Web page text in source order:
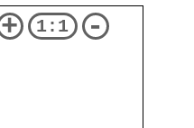
+ 1:1 -